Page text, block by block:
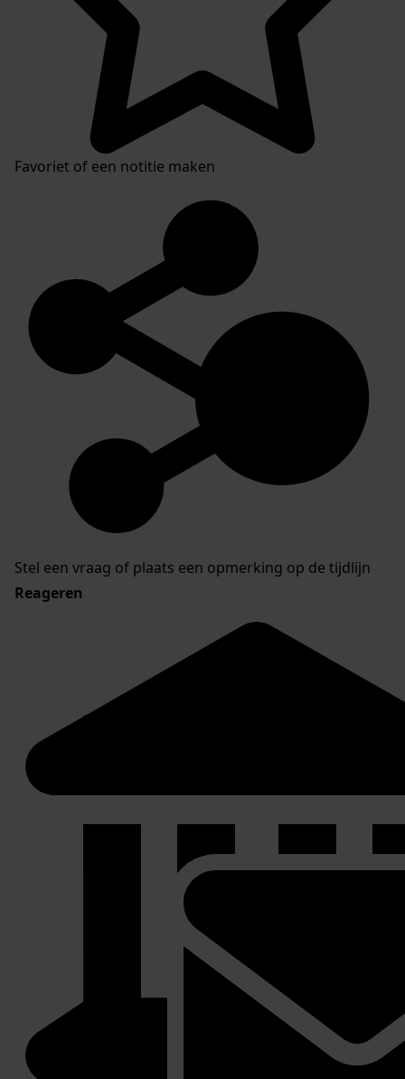
Favoriet of een notitie maken
Stel een vraag of plaats een opmerking op de tijdlijn
Reageren